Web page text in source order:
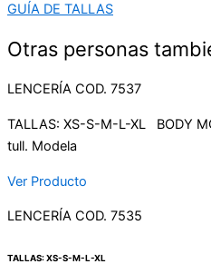
GUÍA DE TALLAS
Otras personas
LENCERÍA COD. 7537
TALLAS: XS-S-M-L-XL BODY
tull. Modela
Ver Producto
LENCERÍA COD. 7535
TALLAS: XS-S-M-L-XL